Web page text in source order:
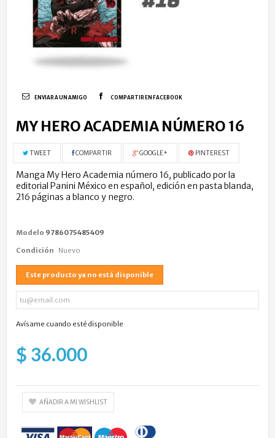
ENVIAR A UN AMIGO COMPARTIR EN FACEBOOK
MY HERO ACADEMIA NÚMERO 16
TWEET COMPARTIR GOOGLE+ PINTEREST
Manga My Hero Academia número 16, publicado por la
editorial Panini México en español, edición en pasta blanda,
216 páginas a blanco y negro.
Modelo 9786075485409
Condición Nuevo
Este producto ya no está disponible
Avísame cuando esté disponible
$ 36.000
AÑADIR A MI WISHLIST